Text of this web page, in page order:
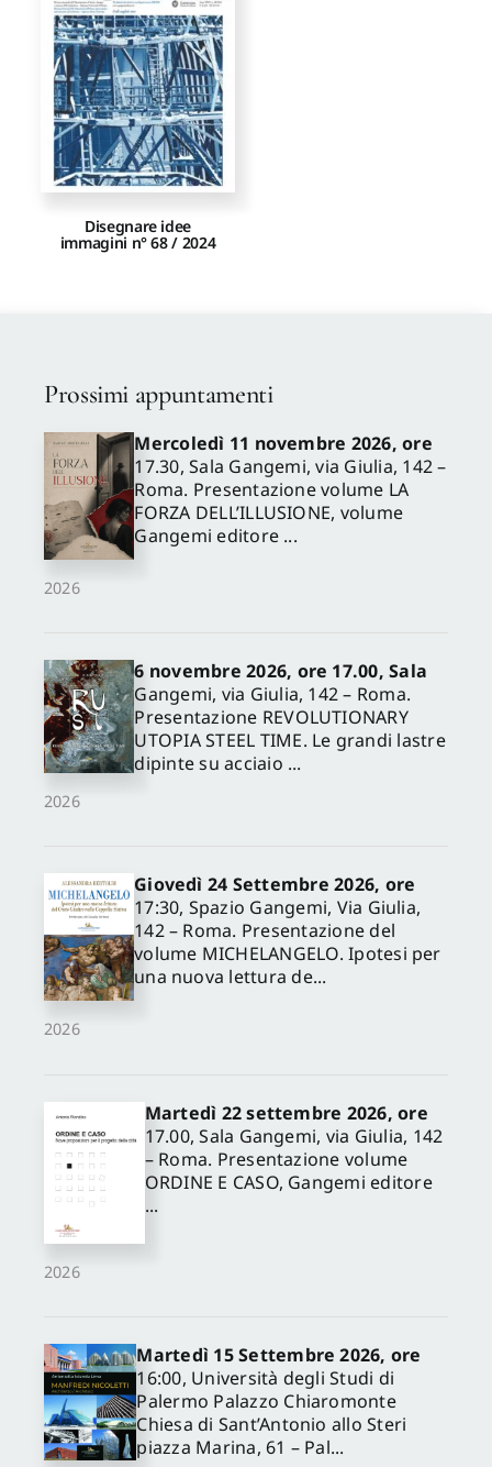
Proposte di pubblicazione
Gangemi Editore
Newsletter
Disegnare idee
immagini n° 68 / 2024
Prossimi appuntamenti
2026
Mercoledì 11 novembre 2026, ore
17.30, Sala Gangemi, via Giulia, 142 –
Roma. Presentazione volume LA
FORZA DELL’ILLUSIONE, volume
Gangemi editore ...
2026
6 novembre 2026, ore 17.00, Sala
Gangemi, via Giulia, 142 – Roma.
Presentazione REVOLUTIONARY
UTOPIA STEEL TIME. Le grandi lastre
dipinte su acciaio ...
2026
Giovedì 24 Settembre 2026, ore
17:30, Spazio Gangemi, Via Giulia,
142 – Roma. Presentazione del
volume MICHELANGELO. Ipotesi per
una nuova lettura de...
2026
Martedì 22 settembre 2026, ore
17.00, Sala Gangemi, via Giulia, 142
– Roma. Presentazione volume
ORDINE E CASO, Gangemi editore
...
Martedì 15 Settembre 2026, ore
16:00, Università degli Studi di
Palermo Palazzo Chiaromonte
Chiesa di Sant’Antonio allo Steri
piazza Marina, 61 – Pal...